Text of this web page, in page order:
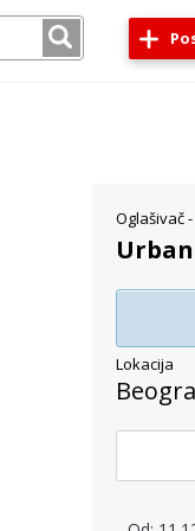
Oglašivač -
Lokacija